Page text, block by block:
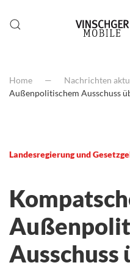
Home Nachrichten
Außenpolitischem Ausschuss
Landesregierung und
Ausschuss